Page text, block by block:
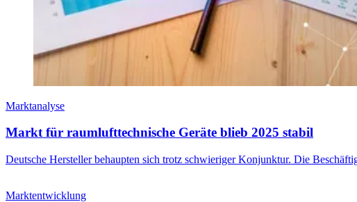
Marktanalyse
Markt für raumlufttechnische Geräte blieb 2025 stabil
Deutsche Hersteller behaupten sich trotz schwieriger Konjunktur. Die
Marktentwicklung